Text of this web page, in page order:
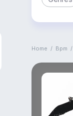
Home / Bpm /